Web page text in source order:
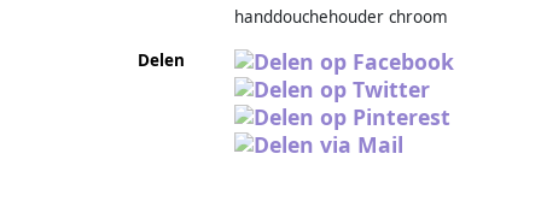
handdouchehouder chroom
Delen